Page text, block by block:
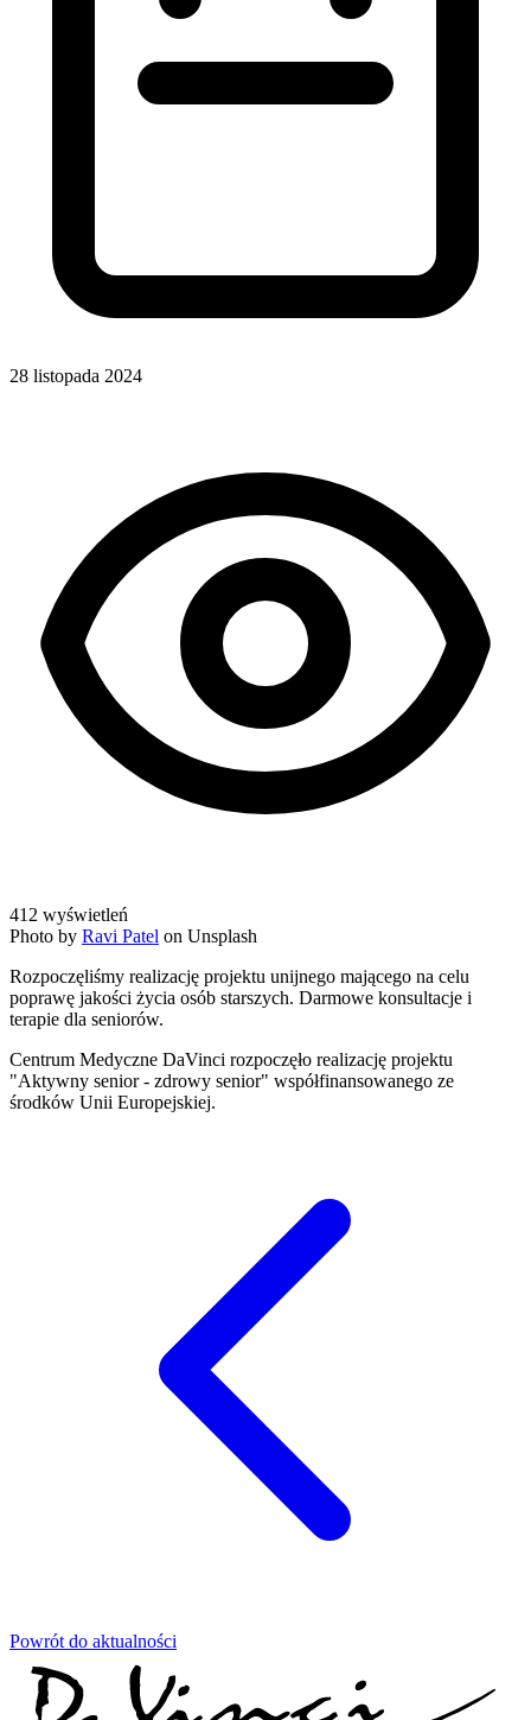
28 listopada 2024
412 wyświetleń
Photo by Ravi Patel on Unsplash
Rozpoczęliśmy realizację projektu unijnego mającego na celu
poprawę jakości życia osób starszych. Darmowe konsultacje i
terapie dla seniorów.
Centrum Medyczne DaVinci rozpoczęło realizację projektu
"Aktywny senior - zdrowy senior" współfinansowanego ze
środków Unii Europejskiej.
Powrót do aktualności